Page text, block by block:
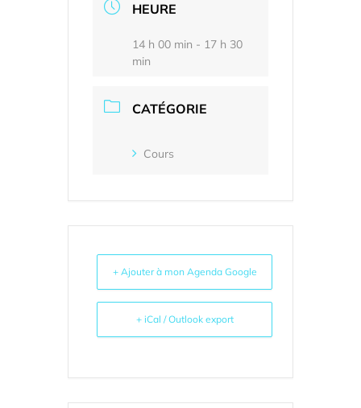
HEURE
14 h 00 min - 17 h 30
min
CATÉGORIE
Cours
+ Ajouter à mon Agenda Google
+ iCal / Outlook export